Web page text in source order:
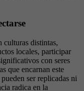
culturas distintas,
locales, participar
con seres
que encarnan este
ser replicadas ni
radica en la